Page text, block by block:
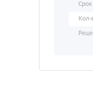
Срок
Кол-